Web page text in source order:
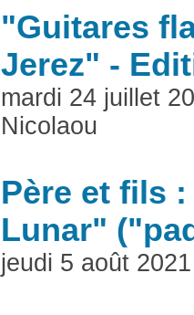
"Guitares
Jerez" -
mardi 24 juillet
Nicolaou
Père et fils
Lunar"
jeudi 5 août